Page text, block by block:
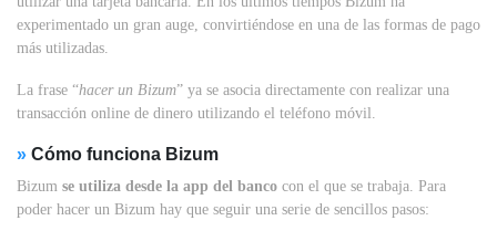
experimentado un gran auge, convirtiéndose en una de las formas de pago
más utilizadas.
La frase “hacer un Bizum” ya se asocia directamente con realizar una
transacción online de dinero utilizando el teléfono móvil.
» Cómo funciona Bizum
Bizum se utiliza desde la app del banco con el que se trabaja. Para
poder hacer un Bizum hay que seguir una serie de sencillos pasos: